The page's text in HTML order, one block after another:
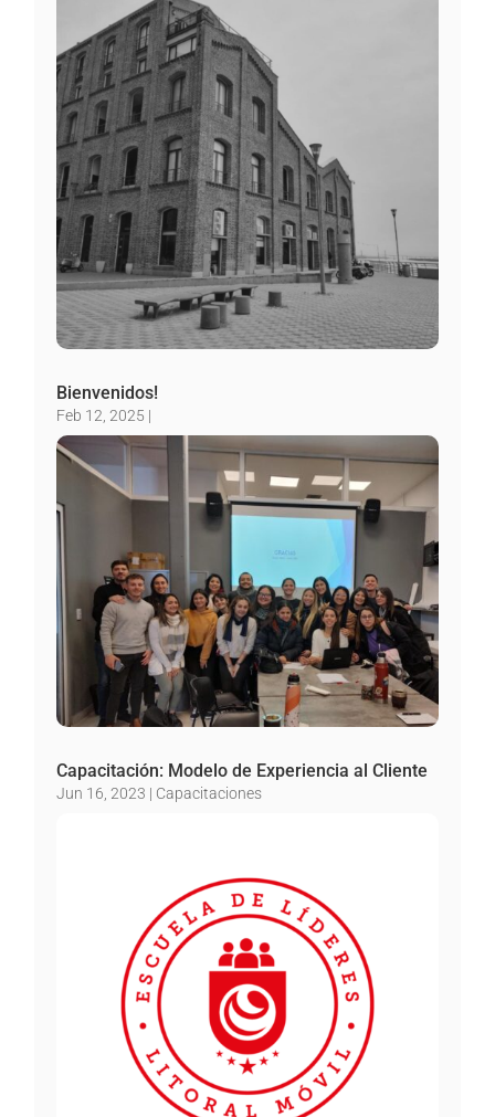
Bienvenidos!
Feb 12, 2025 |
Capacitación: Modelo de Experiencia al Cliente
Jun 16, 2023 | Capacitaciones